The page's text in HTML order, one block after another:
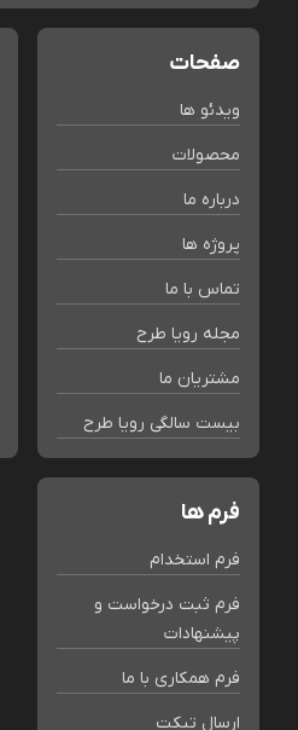
صفحات
ویدئو ها
محصولات
درباره ما
پروژه ها
تماس با ما
مجله رویا طرح
مشتریان ما
بیست سالگی رویا طرح
فرم ها
فرم استخدام
فرم ثبت درخواست و
پیشنهادات
فرم همکاری با ما
ارسال تیکت